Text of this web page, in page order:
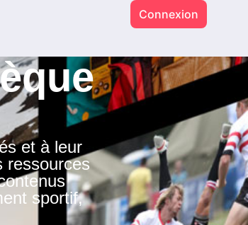
Connexion
et à leur
ressources
sportif,